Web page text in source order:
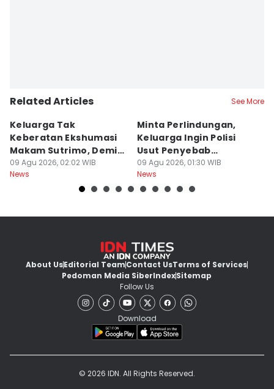
Related Articles See More
Keluarga Tak
Keberatan Ekshumasi
Makam Sutrimo, Demi
Usut Kematian
Almarhum
09 Agu 2026, 02:02 WIB
News
Minta Perlindungan,
Keluarga Ingin Polisi
Usut Penyebab
Kematian Sutrimo
09 Agu 2026, 01:30 WIB
News
About UsEditorial TeamContact UsTerms of Services
Pedoman Media SiberIndexSitemap
Follow Us
Download
© 2026 IDN. All Rights Reserved.